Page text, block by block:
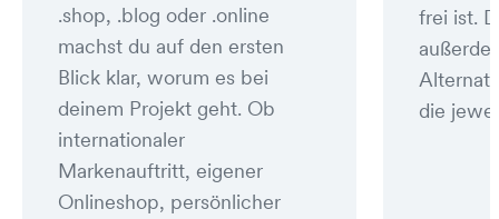
.shop, .blog oder .online
machst du auf den ersten
Blick klar, worum es bei
deinem Projekt geht. Ob
internationaler
Markenauftritt, eigener
Onlineshop, persönlicher
frei ist.
die